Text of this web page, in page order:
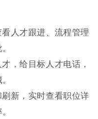
人才跟进、流程管理
，给目标人才电话，
新，实时查看职位详